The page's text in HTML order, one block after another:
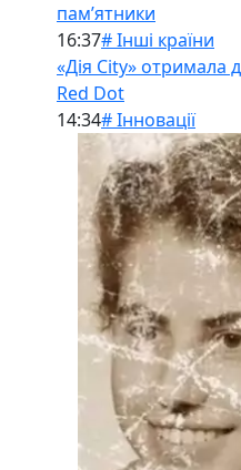
памʼятники
16:37# Інші країни
«Дія City» отримала
Red Dot
14:34# Інновації